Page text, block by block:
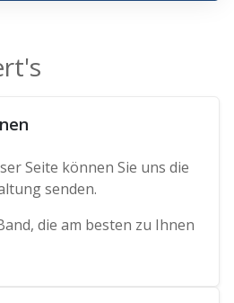
Seite können Sie uns die
senden.
die am besten zu Ihnen